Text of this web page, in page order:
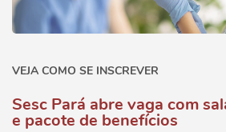
VEJA COMO SE INSCREVER
Sesc Pará abre vaga com
e pacote de benefícios